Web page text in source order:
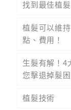
找到最佳植
植髮可以維
點、費用！
生髮有解！4
您擊退掉髮
植髮技術